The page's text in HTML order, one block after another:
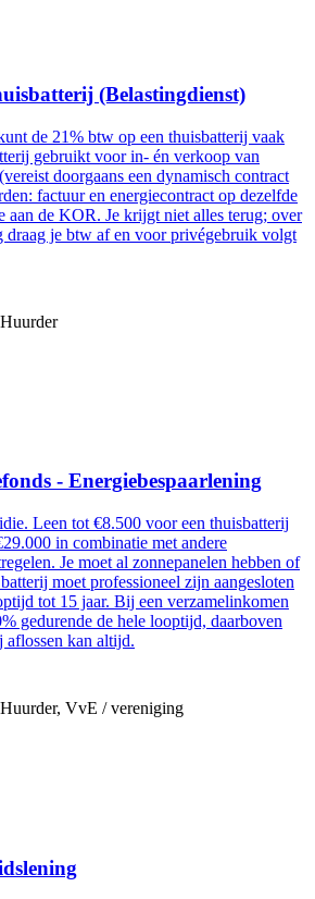
(Belastingdienst)
de 21% btw op een thuisbatterij vaak
gebruikt voor in- én verkoop van
doorgaans een dynamisch contract
factuur en energiecontract op dezelfde
aan de KOR. Je krijgt niet alles terug; over
draag je btw af en voor privégebruik volgt
- Energiebespaarlening
Leen tot €8.500 voor een thuisbatterij
in combinatie met andere
Je moet al zonnepanelen hebben of
moet professioneel zijn aangesloten
tot 15 jaar. Bij een verzamelinkomen
gedurende de hele looptijd, daarboven
aflossen kan altijd.
VvE / vereniging